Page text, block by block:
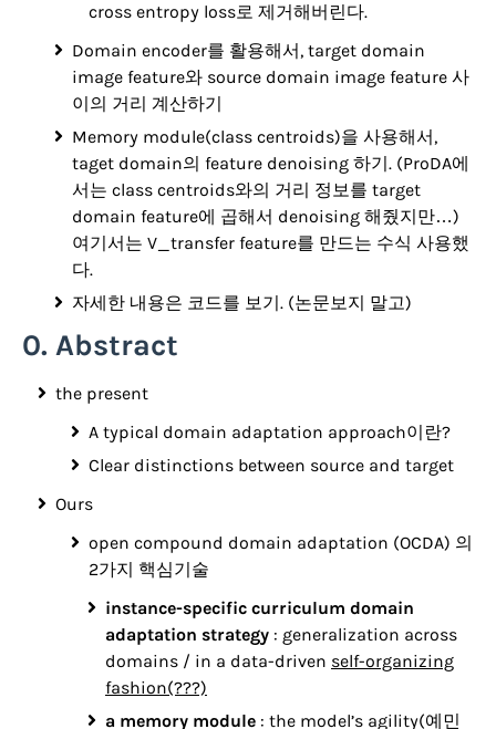
cross entropy loss로 제거해버린다.
Domain encoder를 활용해서, target domain
image feature와 source domain image feature 사
이의 거리 계산하기
Memory module(class centroids)을 사용해서,
taget domain의 feature denoising 하기. (ProDA에
서는 class centroids와의 거리 정보를 target
domain feature에 곱해서 denoising 해줬지만…)
여기서는 V_transfer feature를 만드는 수식 사용했
다.
자세한 내용은 코드를 보기. (논문보지 말고)
0. Abstract
the present
A typical domain adaptation approach이란?
Clear distinctions between source and target
Ours
open compound domain adaptation (OCDA) 의
2가지 핵심기술
instance-specific curriculum domain
adaptation strategy : generalization across
domains / in a data-driven self-organizing
fashion(???)
a memory module : the model’s agility(예민